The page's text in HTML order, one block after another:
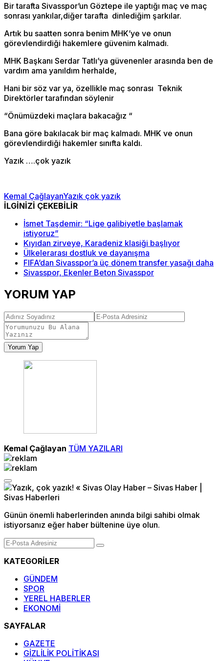
Bir tarafta Sivasspor’un Göztepe ile yaptığı maç ve maç
sonrası yankılar,diğer tarafta dinlediğim şarkılar.
Artık bu saatten sonra benim MHK’ye ve onun
görevlendirdiği hakemlere güvenim kalmadı.
MHK Başkanı Serdar Tatlı’ya güvenenler arasında ben de
vardım ama yanıldım herhalde,
Hani bir söz var ya, özellikle maç sonrası Teknik
Direktörler tarafından söylenir
“Önümüzdeki maçlara bakacağız “
Bana göre bakılacak bir maç kalmadı. MHK ve onun
görevlendirdiği hakemler sınıfta kaldı.
Yazık ….çok yazık
Kemal ÇağlayanYazık çok yazık
İLGİNİZİ ÇEKEBİLİR
İsmet Taşdemir: “Lige galibiyetle başlamak
istiyoruz”
Kıyıdan zirveye, Karadeniz klasiği başlıyor
Ülkelerarası dostluk ve dayanışma
FIFA’dan Sivasspor’a üç dönem transfer yasağı daha
Sivasspor, Ekenler Beton Sivasspor
YORUM YAP
Yorum Yap
Kemal Çağlayan TÜM YAZILARI
Günün önemli haberlerinden anında bilgi sahibi olmak
istiyorsanız eğer haber bültenine üye olun.
KATEGORİLER
GÜNDEM
SPOR
YEREL HABERLER
EKONOMİ
SAYFALAR
GAZETE
GİZLİLİK POLİTİKASI